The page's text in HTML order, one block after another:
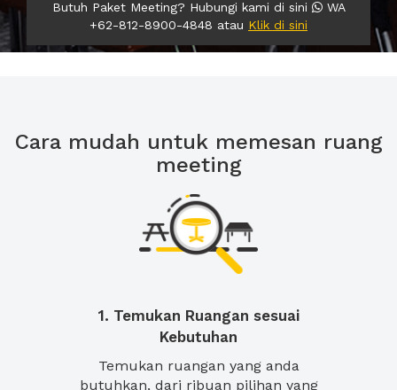
Butuh Paket Meeting? Hubungi kami di sini
WA
+62-812-8900-4848 atau Klik di sini
Cara mudah untuk memesan ruang
meeting
1. Temukan Ruangan sesuai
Kebutuhan
Temukan ruangan yang anda
butuhkan, dari ribuan pilihan yang